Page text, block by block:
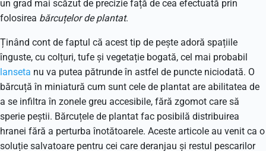
un grad mai scăzut de precizie față de cea efectuată prin
folosirea bărcuțelor de plantat.
Ținând cont de faptul că acest tip de pește adoră spațiile
înguste, cu colțuri, tufe și vegetație bogată, cel mai probabil
lanseta nu va putea pătrunde în astfel de puncte niciodată. O
bărcuță în miniatură cum sunt cele de plantat are abilitatea de
a se infiltra în zonele greu accesibile, fără zgomot care să
sperie peștii. Bărcuțele de plantat fac posibilă distribuirea
hranei fără a perturba înotătoarele. Aceste articole au venit ca o
soluție salvatoare pentru cei care deranjau și restul pescarilor